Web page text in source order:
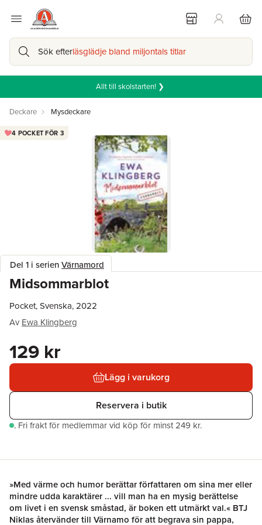
Sök efterläsglädje bland miljontals titlar
Allt till skolstarten! ❯
Deckare Mysdeckare
Del 1 i serienVärnamord
Midsommarblot
4 POCKET FÖR 3
Pocket, Svenska, 2022
Av Ewa Klingberg
129 kr
Lägg i varukorg
Reservera i butik
. Fri frakt för medlemmar vid köp för minst 249 kr.
»Med värme och humor berättar författaren om sina mer eller
mindre udda karaktärer ... vill man ha en mysig berättelse
om livet i en svensk småstad, är boken ett utmärkt val.« BTJ
Niklas återvänder till Värnamo för att begrava sin pappa,